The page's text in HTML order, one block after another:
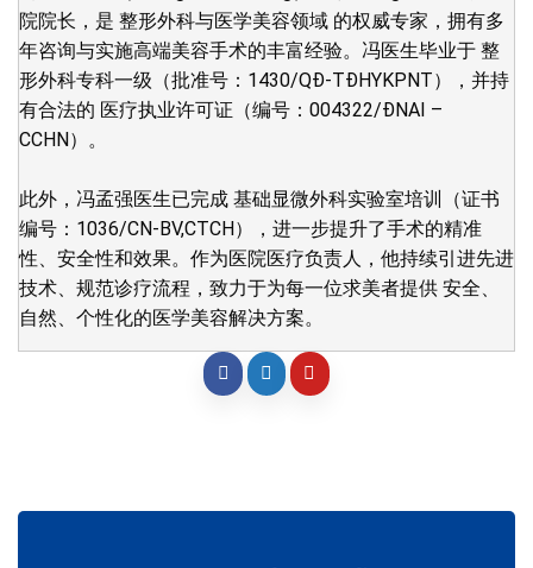
院院长，是 整形外科与医学美容领域 的权威专家，拥有多
年咨询与实施高端美容手术的丰富经验。冯医生毕业于 整
形外科专科一级（批准号：1430/QĐ-TĐHYKPNT），并持
有合法的 医疗执业许可证（编号：004322/ĐNAI –
CCHN）。
此外，冯孟强医生已完成 基础显微外科实验室培训（证书
编号：1036/CN-BV,CTCH），进一步提升了手术的精准
性、安全性和效果。作为医院医疗负责人，他持续引进先进
技术、规范诊疗流程，致力于为每一位求美者提供 安全、
自然、个性化的医学美容解决方案。